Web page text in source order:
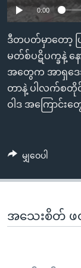
အ
ညွန်း
စာမျက်နှာ
သို့
ကျော်
ကြည့်
ရန်
နေရာ
ကျော်
သုတပဒေသာ အင်္
Learning English
ဗွီအိုအေ လူမှုကွန်ယက်
ဘာသာစကားမ
0:00
ဒီတပတ်မှာတော့ ပ
မတ်စ်ပဋိပက္ခနဲ့
အတွေက အာရှဒ
တာနဲ့ ပါလက်စတိုင်
ဝါဒ အကြောင်း
မျှဝေပါ
အသေးစိတ် ဖ